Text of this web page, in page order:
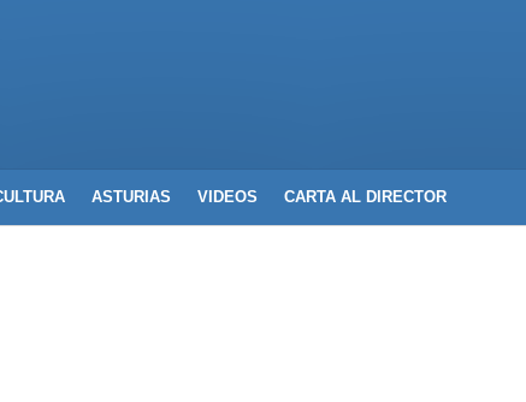
ASTURIAS VIDEOS CARTA AL DIRECTOR